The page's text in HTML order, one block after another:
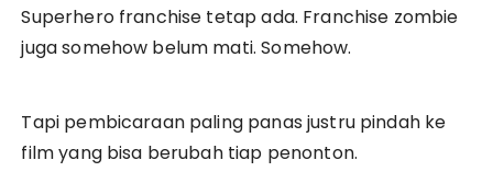
Superhero franchise tetap ada. Franchise zombie
juga somehow belum mati. Somehow.
Tapi pembicaraan paling panas justru pindah ke
film yang bisa berubah tiap penonton.